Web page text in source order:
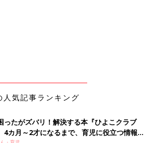
気記事ランキング
ったがズバリ！解決する本『ひよこクラブ
カ月～2才になるまで、育児に役立つ情報が